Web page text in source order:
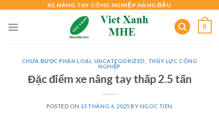
content
XE NÂNG TAY CÔNG NGHIỆP HÀNG ĐẦU
0
CHƯA ĐƯỢC PHÂN LOẠI UNCATEGORIZED
THỦY LỰC CÔNG
NGHIỆP
Đặc điểm xe nâng tay thấp 2.5 tấn
POSTED ON 13 THÁNG 6, 2025 BY NGOC TIEN